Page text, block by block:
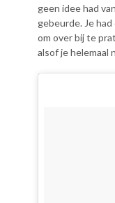
geen idee had
gebeurde. Je
om over bij te
alsof je helemaal